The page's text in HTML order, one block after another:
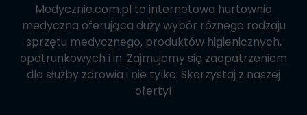
Medycznie.com.pl to internetowa hurtownia
medyczna oferująca duży wybór różnego rodzaju
sprzętu medycznego, produktów higienicznych,
opatrunkowych i in. Zajmujemy się zaopatrzeniem
dla służby zdrowia i nie tylko. Skorzystaj z naszej
oferty!